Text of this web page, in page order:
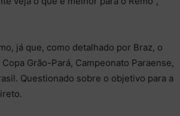
já que, como detalhado por Braz, o
Grão-Pará, Campeonato Paraense,
Questionado sobre o objetivo para a